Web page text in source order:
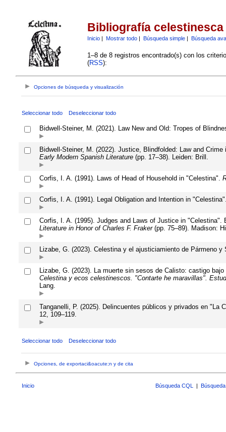
Bibliografía celestinesca
Inicio| Mostrar todo| Búsqueda simple| Búsqueda
1–8 de 8 registros encontrado(s) con los
(RSS):
Opciones de búsqueda y visualización
Seleccionar todo Deseleccionar todo
Bidwell-Steiner, M. (2021). Law New and Old: Tropes of
Bidwell-Steiner, M. (2022). Justice, Blindfolded: Law and
Early Modern Spanish Literature(pp. 17–38). Leiden: Brill.
Corfis, I. A. (1991). Laws of Head of Household in "Celestina".
Corfis, I. A. (1991). Legal Obligation and Intention in
Corfis, I. A. (1995). Judges and Laws of Justice in
Literature in Honor of Charles F. Fraker(pp. 75–89). Madison:
Lizabe, G. (2023). Celestina y el ajusticiamiento de Pármeno
Lizabe, G. (2023). La muerte sin sesos de Calisto: castigo
Celestina y ecos celestinescos. "Contarte he maravillas".
Lang.
Tanganelli, P. (2025). Delincuentes públicos y privados en "La
12, 109–119.
Seleccionar todo Deseleccionar todo
Opciones, de exportaci&oacute;n y de cita
Inicio Búsqueda CQL |